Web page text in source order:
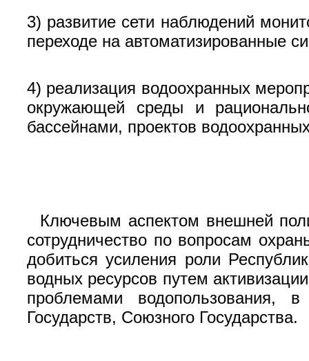
3) развитие сети наблюдений
переходе на автоматизированные
4) реализация водоохранных
окружающей среды и
бассейнами, проектов
Ключевым аспектом внешней
сотрудничество по вопросам
добиться усиления роли
водных ресурсов путем
проблемами водопользования,
Государств, Союзного Государства.